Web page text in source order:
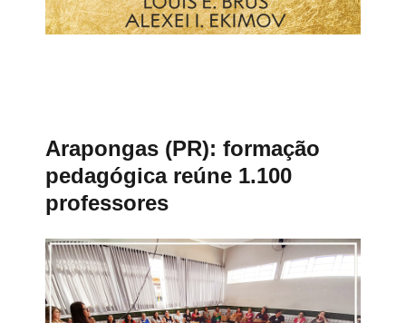
Arapongas (PR): formação
pedagógica reúne 1.100
professores